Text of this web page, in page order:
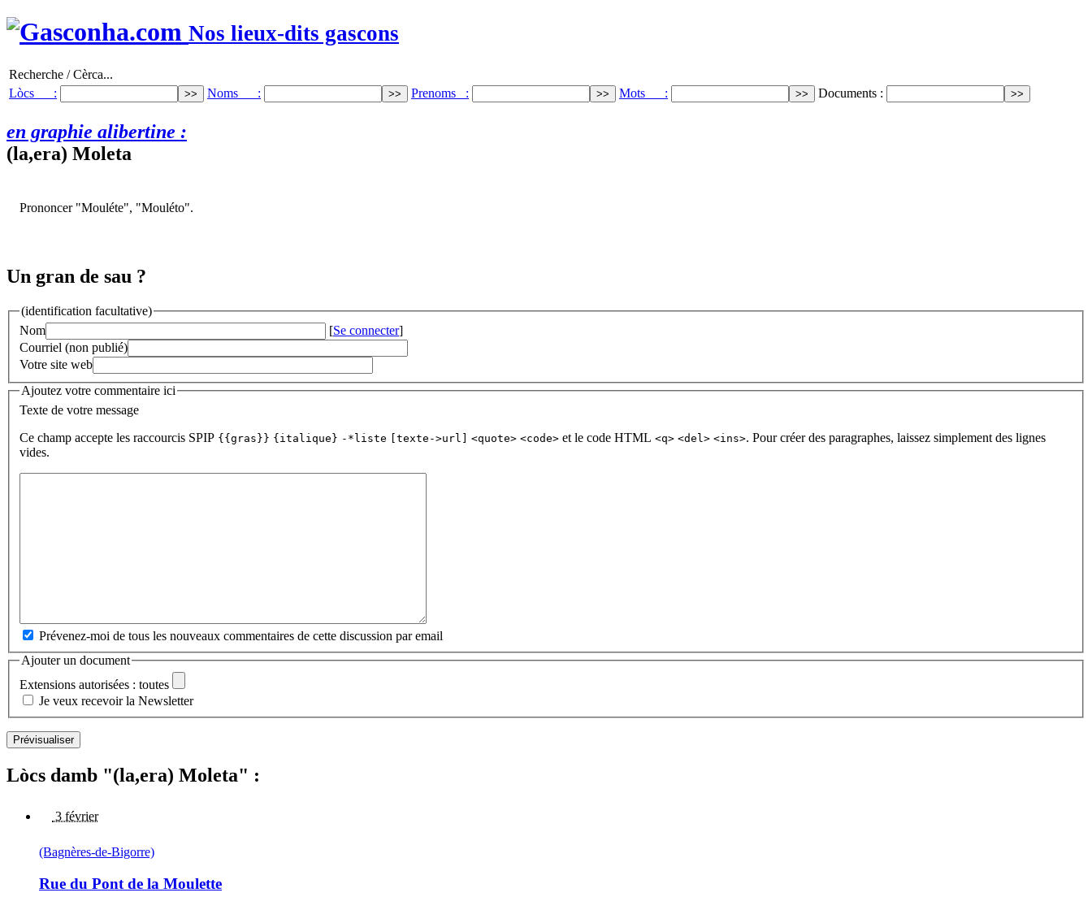
Nos lieux-dits gascons
Recherche / Cèrca...
Lòcs :
Noms : Prenoms : Mots : Documents :
en graphie alibertine :
(la,era) Moleta
Prononcer "Mouléte", "Mouléto".
Un gran de sau ?
(identification facultative)
Nom
[Se connecter]
Courriel (non publié)
Votre site web
Ajoutez votre commentaire ici
Texte de votre message
Ce champ accepte les raccourcis SPIP {{gras}} {italique} -*liste [texte->url] <quote> <code> et le code HTML <q> <del> <ins>. Pour créer des paragraphes, laissez simplement des lignes
vides.
Prévenez-moi de tous les nouveaux commentaires de cette discussion par email
Ajouter un document
Extensions autorisées : toutes
Je veux recevoir la Newsletter
Lòcs damb "(la,era) Moleta" :
3 février
(Bagnères-de-Bigorre)
Rue du Pont de la Moulette